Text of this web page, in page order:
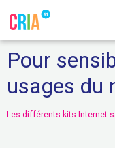
Pour
usages du
Les différents kits Internet